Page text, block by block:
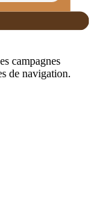
campagnes
de navigation.